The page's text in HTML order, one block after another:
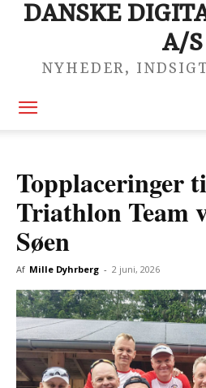
DANSKE
A/S
NYHEDER,
Topplaceringer
Triathlon Team
Søen
Af Mille Dyhrberg - 2 juni, 2026